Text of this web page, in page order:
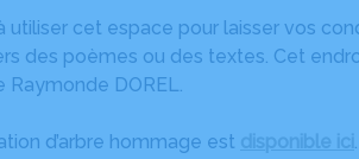
utiliser cet espace pour laisser vos
des poèmes ou des textes. Cet
Raymonde DOREL.
d’arbre hommage est .